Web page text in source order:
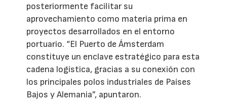
posteriormente facilitar su
aprovechamiento como materia prima en
proyectos desarrollados en el entorno
portuario. “El Puerto de Ámsterdam
constituye un enclave estratégico para esta
cadena logística, gracias a su conexión con
los principales polos industriales de Países
Bajos y Alemania”, apuntaron.